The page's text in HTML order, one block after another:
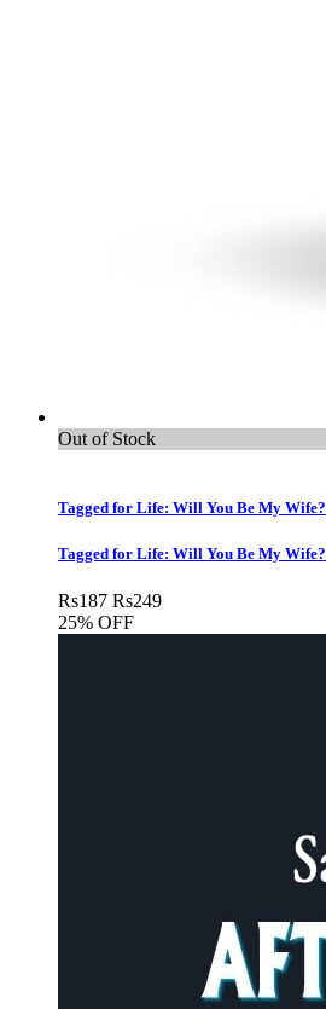
Out of Stock
Tagged for Life: Will You Be My Wife?
Tagged for Life: Will You Be My Wife?
Rs187 Rs249
25% OFF